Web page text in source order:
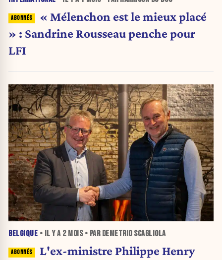
« Mélenchon est le mieux placé
» : Sandrine Rousseau penche pour
LFI
BELGIQUE • IL Y A 2 MOIS• PAR DEMETRIO SCAGLIOLA
L'ex-ministre Philippe Henry